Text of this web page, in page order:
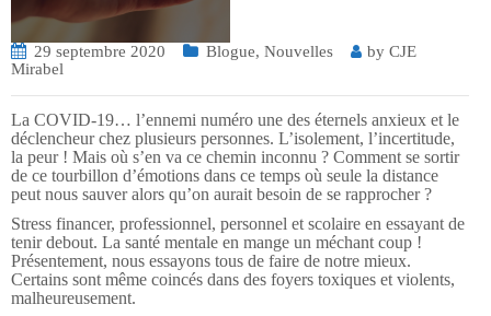
29 septembre 2020 Blogue, Nouvelles by CJE
Mirabel
La COVID-19… l’ennemi numéro une des éternels anxieux et le
déclencheur chez plusieurs personnes. L’isolement, l’incertitude,
la peur ! Mais où s’en va ce chemin inconnu ? Comment se sortir
de ce tourbillon d’émotions dans ce temps où seule la distance
peut nous sauver alors qu’on aurait besoin de se rapprocher ?
Stress financer, professionnel, personnel et scolaire en essayant de
tenir debout. La santé mentale en mange un méchant coup !
Présentement, nous essayons tous de faire de notre mieux.
Certains sont même coincés dans des foyers toxiques et violents,
malheureusement.